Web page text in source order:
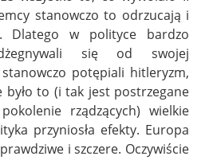
stanowczo to odrzucają i
Dlatego w polityce bardzo
się od swojej
stanowczo potępiali hitleryzm,
było to (i tak jest postrzegane
rządzących) wielkie
przyniosła efekty. Europa
i szczere. Oczywiście